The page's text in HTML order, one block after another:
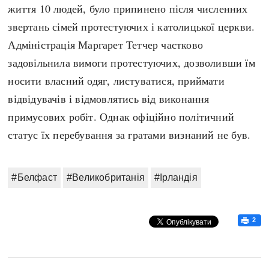
життя 10 людей, було припинено після численних
звертань сімей протестуючих і католицької церкви.
Адміністрація Маргарет Тетчер частково
задовільнила вимоги протестуючих, дозволивши їм
носити власний одяг, листуватися, приймати
відвідувачів і відмовлятись від виконання
примусових робіт. Однак офіційно політичний
статус їх перебування за гратами визнаний не був.
#Белфаст #Великобританія #Ірландія
2